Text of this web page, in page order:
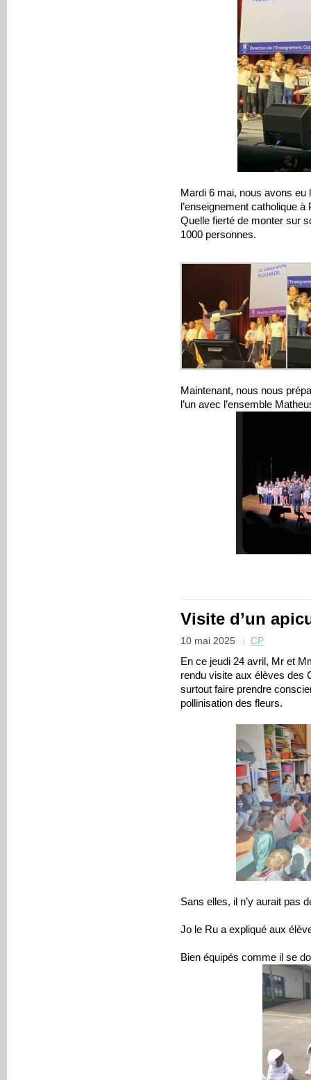
Mardi 6 mai, nous avons eu
l’enseignement catholique
Quelle fierté de monter sur
1000 personnes.
Maintenant, nous nous
l’un avec l’ensemble
Visite d’un
10 mai 2025 CP
En ce jeudi 24 avril, Mr et
rendu visite aux élèves des
surtout faire prendre
pollinisation des fleurs.
Sans elles, il n’y aurait pas
Jo le Ru a expliqué aux
Bien équipés comme il se